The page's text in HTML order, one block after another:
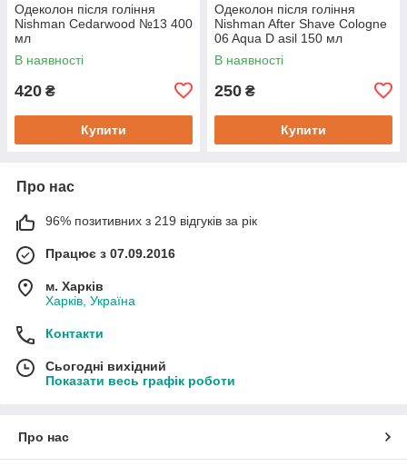
Одеколон після гоління
Nishman Cedarwood №13 400
мл
В наявності
420 ₴
Купити
Одеколон після гоління
Nishman After Shave Cologne
06 Aqua D asil 150 мл
В наявності
250 ₴
Купити
Про нас
96% позитивних з 219 відгуків за рік
Працює з 07.09.2016
м. Харків
Харків, Україна
Контакти
Сьогодні вихідний
Показати весь графік роботи
Про нас